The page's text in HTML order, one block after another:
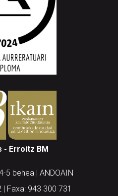
- Erroitz BM
5 behea | ANDOAIN
Faxa: 943 300 731